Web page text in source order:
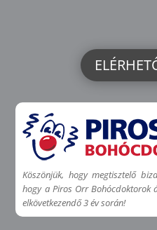
Köszönjük, hogy megtisztelő
hogy a Piros Orr Bohócdoktorok
elkövetkezendő 3 év során!